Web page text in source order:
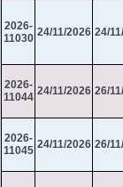
2026-
11030 24/11/2026 24/
2026-
11044 24/11/2026 26/
2026-
11045 24/11/2026 26/